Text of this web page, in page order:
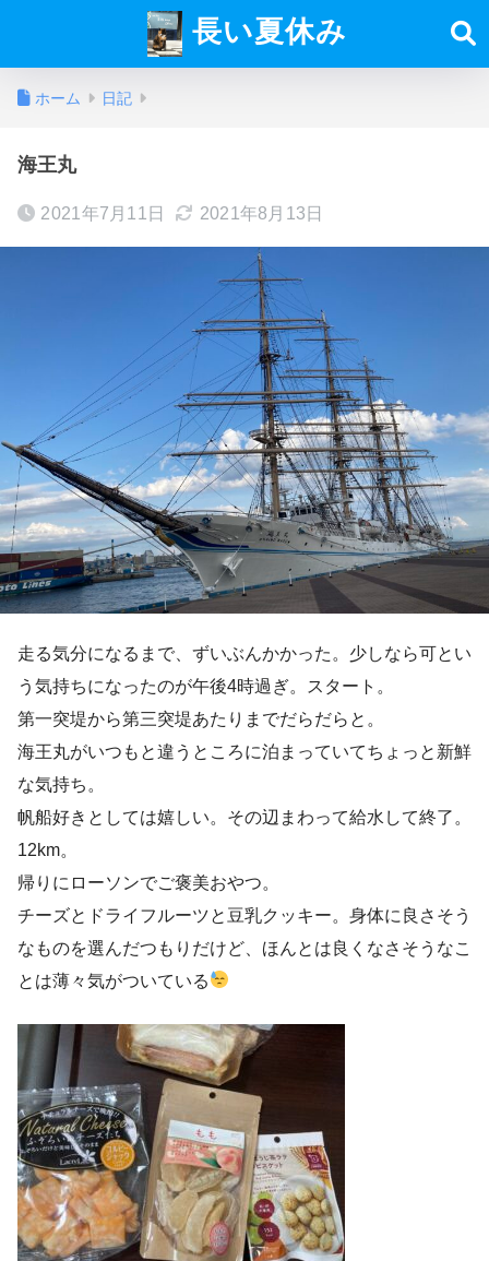
長い夏休み
ホーム 日記
海王丸
2021年7月11日 2021年8月13日
走る気分になるまで、ずいぶんかかった。少しなら可とい
う気持ちになったのが午後4時過ぎ。スタート。
第一突堤から第三突堤あたりまでだらだらと。
海王丸がいつもと違うところに泊まっていてちょっと新鮮
な気持ち。
帆船好きとしては嬉しい。その辺まわって給水して終了。
12km。
帰りにローソンでご褒美おやつ。
チーズとドライフルーツと豆乳クッキー。身体に良さそう
なものを選んだつもりだけど、ほんとは良くなさそうなこ
とは薄々気がついている